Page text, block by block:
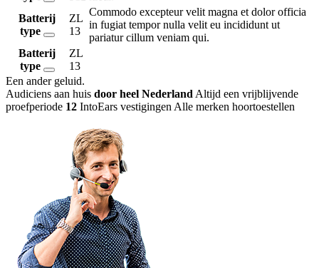
Batterij
type
ZL
13
Commodo excepteur velit magna et dolor officia
in fugiat tempor nulla velit eu incididunt ut
pariatur cillum veniam qui.
Batterij
type
ZL
13
Een ander geluid.
Audiciens aan huis door heel Nederland Altijd een vrijblijvende
proefperiode 12 IntoEars vestigingen Alle merken hoortoestellen